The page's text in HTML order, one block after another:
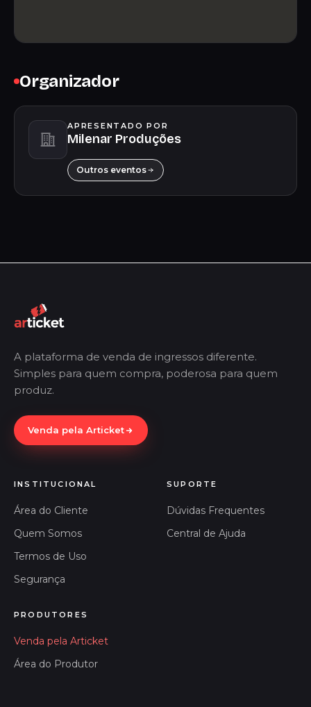
Organizador
APRESENTADO POR
Milenar Produções
Outros eventos
A plataforma de venda de ingressos diferente.
Simples para quem compra, poderosa para quem
produz.
Venda pela Articket
INSTITUCIONAL
Área do Cliente
Quem Somos
Termos de Uso
Segurança
SUPORTE
Dúvidas Frequentes
Central de Ajuda
PRODUTORES
Venda pela Articket
Área do Produtor